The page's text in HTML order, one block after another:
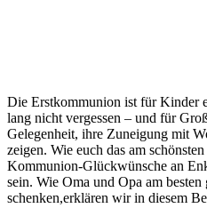
Die Erstkommunion ist für Kinder
lang nicht vergessen – und für
Gelegenheit, ihre Zuneigung mit
zeigen. Wie euch das am
Kommunion-Glückwünsche an
sein. Wie Oma und Opa am besten
schenken,erklären wir in diesem